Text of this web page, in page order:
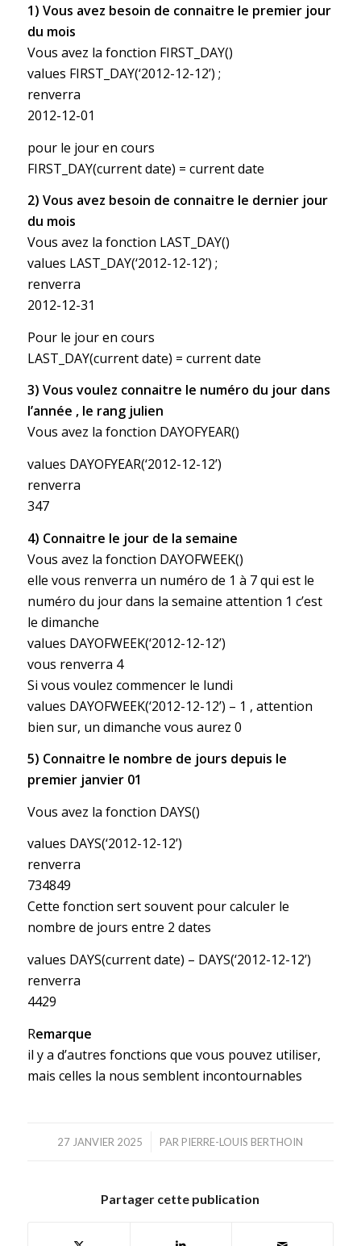
1) Vous avez besoin de connaitre le premier jour
du mois
Vous avez la fonction FIRST_DAY()
values FIRST_DAY(‘2012-12-12’) ;
renverra
2012-12-01
pour le jour en cours
FIRST_DAY(current date) = current date
2) Vous avez besoin de connaitre le dernier jour
du mois
Vous avez la fonction LAST_DAY()
values LAST_DAY(‘2012-12-12’) ;
renverra
2012-12-31
Pour le jour en cours
LAST_DAY(current date) = current date
3) Vous voulez connaitre le numéro du jour dans
l’année , le rang julien
Vous avez la fonction DAYOFYEAR()
values DAYOFYEAR(‘2012-12-12’)
renverra
347
4) Connaitre le jour de la semaine
Vous avez la fonction DAYOFWEEK()
elle vous renverra un numéro de 1 à 7 qui est le
numéro du jour dans la semaine attention 1 c’est
le dimanche
values DAYOFWEEK(‘2012-12-12’)
vous renverra 4
Si vous voulez commencer le lundi
values DAYOFWEEK(‘2012-12-12’) – 1 , attention
bien sur, un dimanche vous aurez 0
5) Connaitre le nombre de jours depuis le
premier janvier 01
Vous avez la fonction DAYS()
values DAYS(‘2012-12-12’)
renverra
734849
Cette fonction sert souvent pour calculer le
nombre de jours entre 2 dates
values DAYS(current date) – DAYS(‘2012-12-12’)
renverra
4429
Remarque
il y a d’autres fonctions que vous pouvez utiliser,
mais celles la nous semblent incontournables
27 JANVIER 2025
/ PAR PIERRE-LOUIS BERTHOIN
Partager cette publication